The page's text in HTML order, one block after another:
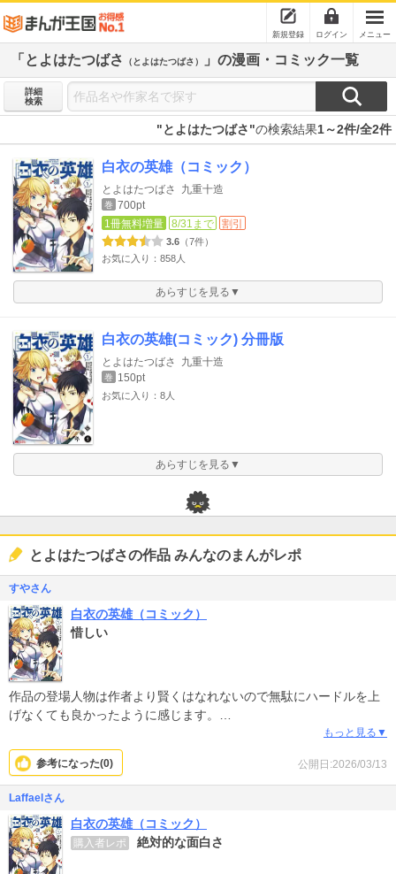
新規登録 ログイン メニュー
「とよはたつばさ （とよはたつばさ） 」の漫画・コミック一覧
詳細
検索
"とよはたつばさ"の検索結果1～2件/全2件
白衣の英雄（コミック）
とよはたつばさ 九重十造
巻 700pt
1冊無料増量
8/31まで 割引
3.6 （7件）
お気に入り：858人
あらすじを見る▼
白衣の英雄(コミック) 分冊版
とよはたつばさ 九重十造
巻 150pt
お気に入り：8人
あらすじを見る▼
とよはたつばさの作品 みんなのまんがレポ
すやさん
白衣の英雄（コミック）
惜しい
作品の登場人物は作者より賢くはなれないので無駄にハードルを上
げなくても良かったように感じます。
もっと見る▼
公開日:2026/03/13
参考になった(0)
Laffaelさん
白衣の英雄（コミック）
購入者レポ 絶対的な面白さ